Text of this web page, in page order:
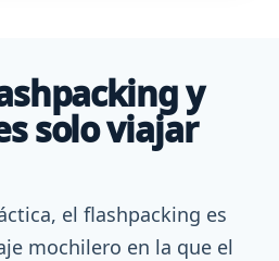
y
solo viajar
el flashpacking es
mochilero en la que el